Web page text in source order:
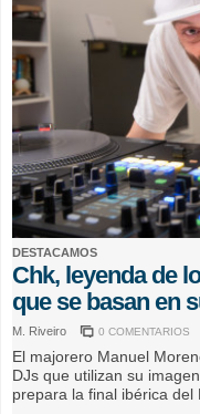
DESTACAMOS
Chk, leyenda de
que se basan en
M. Riveiro 0 COMENTARIOS
El majorero Manuel
DJs que utilizan su
prepara la final ibérica del